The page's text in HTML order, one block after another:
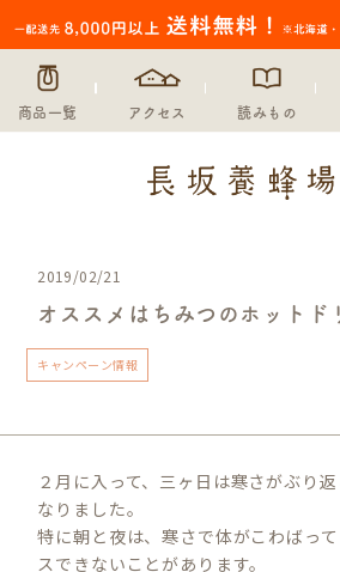
商品一覧 アクセス 読みもの
2019/02/21
オススメはちみつのホットド
キャンペーン情報
２月に入って、三ヶ日は寒さがぶり
なりました。
特に朝と夜は、寒さで体がこわばっ
スできないことがあります。